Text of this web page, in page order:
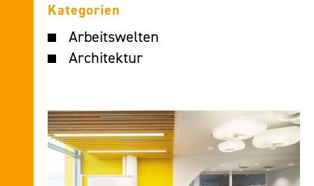
Kategorien
Arbeitswelten
Architektur